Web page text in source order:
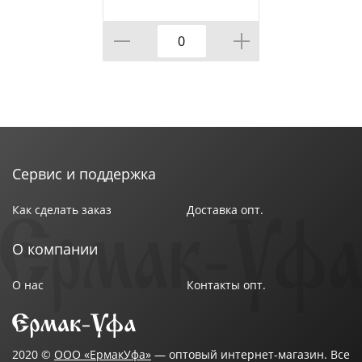
шт, 1/
Сервис и поддержка
Как сделать заказ Доставка опт.
О компании
О нас Контакты опт.
2020 © ООО «ЕрмакУфа» — оптовый интернет-магазин. Все